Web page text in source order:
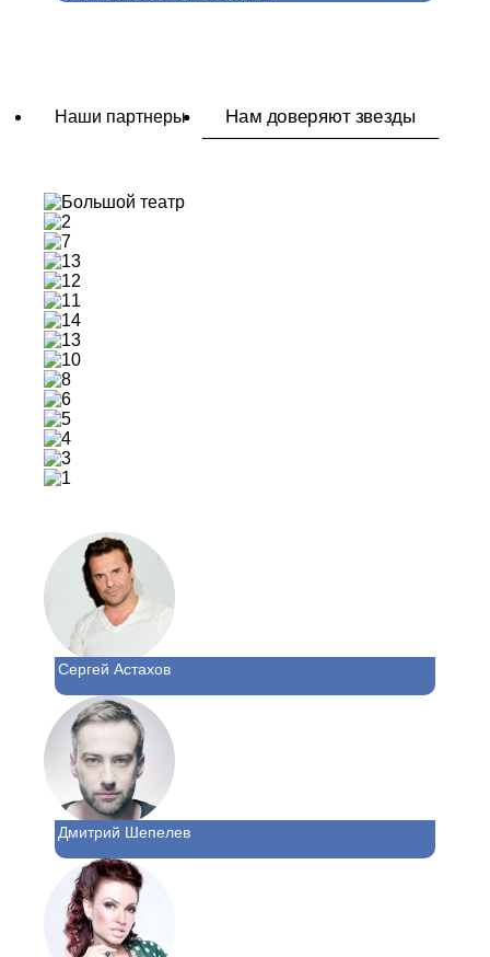
Наши партнеры Нам доверяют звезды
Сергей Астахов
Дмитрий Шепелев